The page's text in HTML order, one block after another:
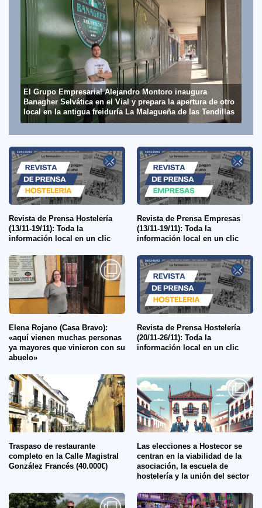
El Grupo Empresarial Alejandro Montoro inaugura
Banagher Selvática en el Vial y prepara la apertura de otro
local en la antigua freiduría La Malagueña de las Tendillas
Revista de Prensa Hostelería
(13/11-19/11): Toda la
información local en un clic
Revista de Prensa Empresas
(13/11-19/11): Toda la
información local en un clic
Elena Rojano (Casa Bravo):
«aquí vienen muchas personas
ya mayores que vinieron con su
abuelo»
Revista de Prensa Hostelería
(20/11-26/11): Toda la
información local en un clic
Traspaso de restaurante
completo en la Calle Magistral
González Francés (40.000€)
Las elecciones a Hostecor se
centran en la viabilidad de la
asociación, la escuela de
hostelería y la unión del sector